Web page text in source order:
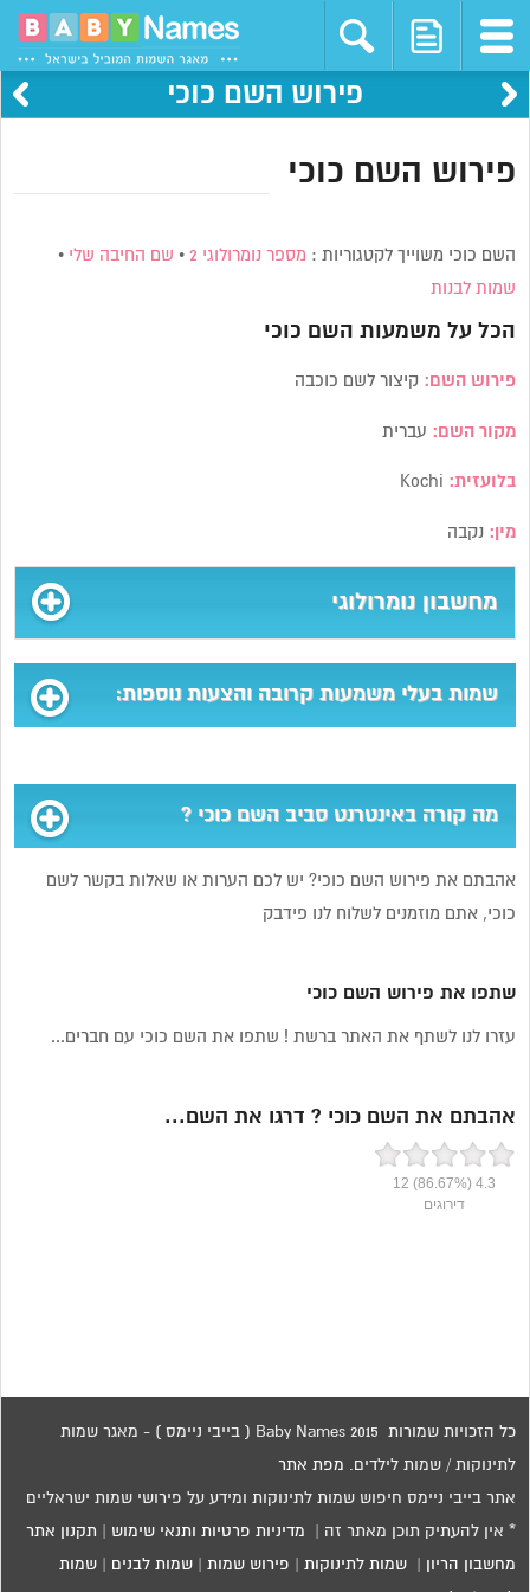
פירוש השם כוכי
פירוש השם כוכי
השם כוכי משוייך לקטגוריות : מספר נומרולוגי 2 • שם החיבה שלי •
שמות לבנות
הכל על משמעות השם כוכי
פירוש השם:קיצור לשם כוכבה
מקור השם: עברית
בלועזית:
מין: נקבה
מחשבון נומרולוגי
שמות בעלי משמעות קרובה והצעות נוספות:
מה קורה באינטרנט סביב השם כוכי ?
אהבתם את פירוש השם כוכי? יש לכם הערות או שאלות בקשר לשם
כוכי, אתם מוזמנים לשלוח לנו פידבק
שתפו את פירוש השם כוכי
עזרו לנו לשתף את האתר ברשת ! שתפו את השם כוכי עם חברים...
אהבתם את השם כוכי ? דרגו את השם...
4.3
(86.67%)
12
דירוגים
כל הזכויות שמורות 2015 Baby Names ( בייבי ניימס ) - מאגר שמות
לתינוקות / שמות לילדים. מפת אתר
אתר בייבי ניימס חיפוש שמות לתינוקות ומידע על פירושי שמות ישראליים
* אין להעתיק תוכן מאתר זה | מדיניות פרטיות ותנאי שימוש תקנון אתר
מחשבון הריון |שמות לתינוקות פירוש שמות |שמות לבנים |שמות